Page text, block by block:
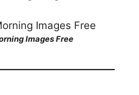
Images Free